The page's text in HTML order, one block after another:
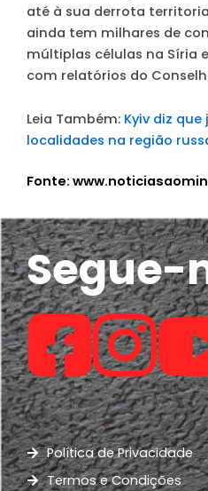
até à sua derrota
ainda tem milhares de
múltiplas células na Síria
com relatórios do
Leia Também: Kyiv diz
localidades na região
Fonte:
Segue-
Política de Privacidade
Termos e Condições